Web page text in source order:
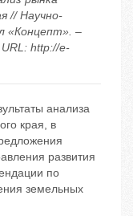
// Научно-
«Концепт». –
http://e-
анализа
края, в
развития
по
земельных